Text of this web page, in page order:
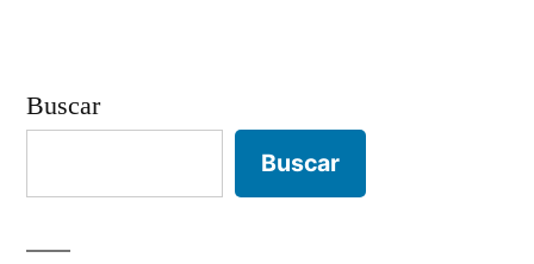
Buscar
Buscar